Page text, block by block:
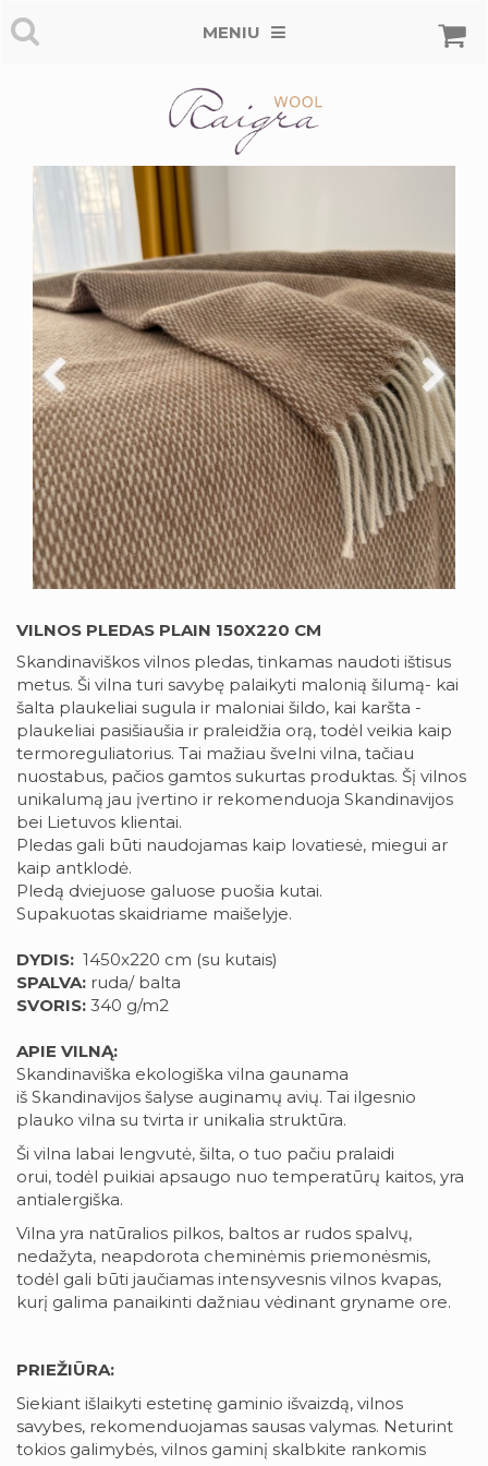
MENIU
VILNOS PLEDAS PLAIN 150X220 CM
Skandinaviškos vilnos pledas, tinkamas naudoti ištisus
metus. Ši vilna turi savybę palaikyti malonią šilumą- kai
šalta plaukeliai sugula ir maloniai šildo, kai karšta -
plaukeliai pasišiaušia ir praleidžia orą, todėl veikia kaip
termoreguliatorius. Tai mažiau švelni vilna, tačiau
nuostabus, pačios gamtos sukurtas produktas. Šį vilnos
unikalumą jau įvertino ir rekomenduoja Skandinavijos
bei Lietuvos klientai.
Pledas gali būti naudojamas kaip lovatiesė, miegui ar
kaip antklodė.
Pledą dviejuose galuose puošia kutai.
Supakuotas skaidriame maišelyje.
DYDIS: 1450x220 cm (su kutais)
SPALVA: ruda/ balta
SVORIS: 340 g/m2
APIE VILNĄ:
Skandinaviška ekologiška vilna gaunama
iš Skandinavijos šalyse auginamų avių. Tai ilgesnio
plauko vilna su tvirta ir unikalia struktūra.
Ši vilna labai lengvutė, šilta, o tuo pačiu pralaidi
orui, todėl puikiai apsaugo nuo temperatūrų kaitos, yra
antialergiška.
Vilna yra natūralios pilkos, baltos ar rudos spalvų,
nedažyta, neapdorota cheminėmis priemonėsmis,
todėl gali būti jaučiamas intensyvesnis vilnos kvapas,
kurį galima panaikinti dažniau vėdinant gryname ore.
PRIEŽIŪRA:
Siekiant išlaikyti estetinę gaminio išvaizdą, vilnos
savybes, rekomenduojamas sausas valymas. Neturint
tokios galimybės, vilnos gaminį skalbkite rankomis